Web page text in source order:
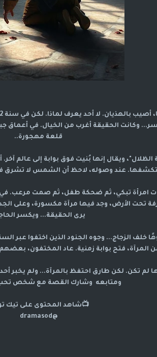
وكانت الحقيقة أغرب من الخيال. في أعماق
قلعة مهجورة..
ويقال إنها بُنيت فوق بوابة إلى عالم
عند وصوله، لاحظ أن الشمس لا تشرق
تبكي، ثم ضحكة طفل، ثم صمت مرعب. في
تحت الأرض، وجد فيها مرآة مكسورة، وعلى
يرى الحقيقة... ويكسر
خلف الزجاج... وجوه الجنود الذين اختفوا عبر
المرآة، فتح بوابة زمنية. عاد المختفون،
لم تكن. لكن طارق احتفظ بالمرآة... ولم يخبر
ومتابعه وشارك القصة مع شخص
📺شاهد المحتوى على تيك
@dramasod